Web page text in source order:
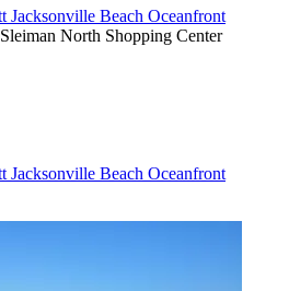
Jacksonville Beach Oceanfront
North Shopping Center
Jacksonville Beach Oceanfront